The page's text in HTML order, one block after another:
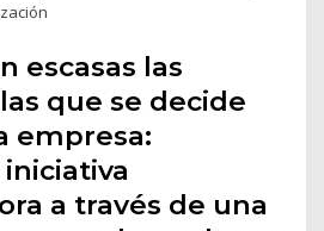
escasas las
que se decide
empresa:
a través de una